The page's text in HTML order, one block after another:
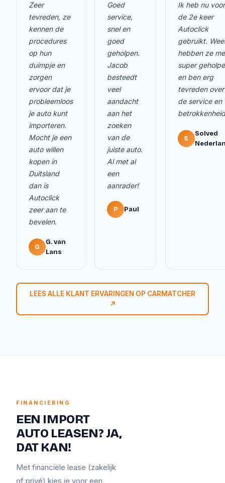
Zeer
tevreden, ze
kennen de
procedures
op hun
duimpje en
zorgen
ervoor dat je
probleemloos
je auto kunt
importeren.
Mocht je een
auto willen
kopen in
Duitsland
dan is
Autoclick
zeer aan te
bevelen.
G
G. van
Lans
Goed
service,
snel en
goed
geholpen.
Jacob
besteedt
veel
aandacht
aan het
zoeken
van de
juiste auto.
Al met al
een
aanrader!
P Paul
Ik heb nu voor
de 2e keer
Autoclick
gebruikt.
hebben ze me
super
en ben erg
tevreden over
de service en
S
Solved
LEES ALLE KLANT ERVARINGEN OP CARMATCHER
↗
FINANCIERING
EEN IMPORT
AUTO LEASEN? JA,
DAT KAN!
Met financiële lease (zakelijk
of privé) kies je voor een